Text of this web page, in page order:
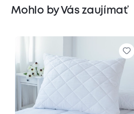
Mohlo by Vás zaujímať